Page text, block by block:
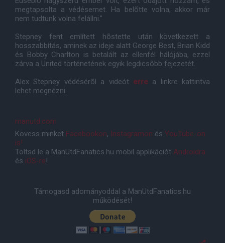
megtapsolta a védésemet. Ha belõtte volna, akkor már
nem tudtunk volna felállni."
Stepney fent említett hõstette után következett a
hosszabbítás, aminek az ideje alatt George Best, Brian Kidd
és Bobby Charlton is betalált az ellenfél hálójába, ezzel
zárva a United történetének egyik legdicsõbb fejezetét.
Alex Stepney védésérõl a videót errea linkre kattintva
lehet megnézni.
manutd.com
Kövess minket Facebookon, Instagramon és YouTube-on
is!
Töltsd le a ManUtdFanatics.hu mobil applikációt Androidra
és iOS-re!
Támogasd adományoddal a ManUtdFanatics.hu
működését!